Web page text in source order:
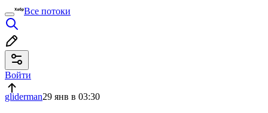
Все потоки
Войти
gliderman29 янв в 03:30